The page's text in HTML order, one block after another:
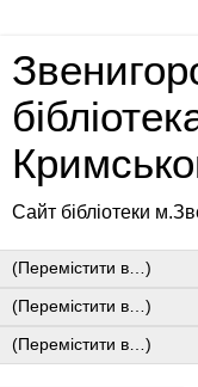
Сайт бібліотеки